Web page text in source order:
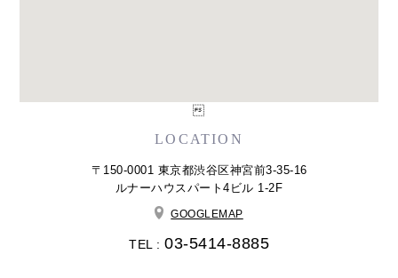
LOCATION
〒150-0001 東京都渋谷区神宮前3-35-16
ルナーハウスパート4ビル 1-2F
GOOGLEMAP
TEL : 03-5414-8885